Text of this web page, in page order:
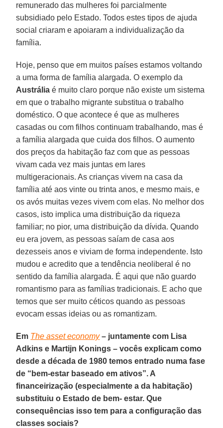
remunerado das mulheres foi parcialmente
subsidiado pelo Estado. Todos estes tipos de ajuda
social criaram e apoiaram a individualização da
família.
Hoje, penso que em muitos países estamos voltando
a uma forma de família alargada. O exemplo da
Austrália é muito claro porque não existe um sistema
em que o trabalho migrante substitua o trabalho
doméstico. O que acontece é que as mulheres
casadas ou com filhos continuam trabalhando, mas é
a família alargada que cuida dos filhos. O aumento
dos preços da habitação faz com que as pessoas
vivam cada vez mais juntas em lares
multigeracionais. As crianças vivem na casa da
família até aos vinte ou trinta anos, e mesmo mais, e
os avós muitas vezes vivem com elas. No melhor dos
casos, isto implica uma distribuição da riqueza
familiar; no pior, uma distribuição da dívida. Quando
eu era jovem, as pessoas saíam de casa aos
dezesseis anos e viviam de forma independente. Isto
mudou e acredito que a tendência neoliberal é no
sentido da família alargada. É aqui que não guardo
romantismo para as famílias tradicionais. E acho que
temos que ser muito céticos quando as pessoas
evocam essas ideias ou as romantizam.
Em The asset economy– juntamente com Lisa
Adkins e Martijn Konings – vocês explicam como
desde a década de 1980 temos entrado numa fase
de “bem-estar baseado em ativos”. A
financeirização (especialmente a da habitação)
substituiu o Estado de bem- estar. Que
consequências isso tem para a configuração das
classes sociais?